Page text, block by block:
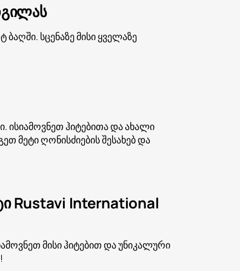
სცენაზე მისი ყველაზე
ისიამოვნეთ ჰიტებითა და ახალი
მეტი ღონისძიების შესახებ და
Rustavi International
მისი ჰიტებით და უნიკალური